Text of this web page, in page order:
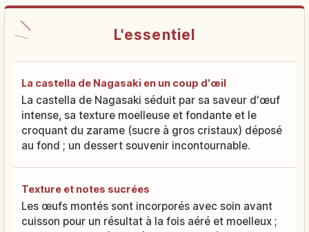
L'essentiel
La castella de Nagasaki en un coup d'œil
La castella de Nagasaki séduit par sa saveur d'œuf
intense, sa texture moelleuse et fondante et le
croquant du zarame (sucre à gros cristaux) déposé
au fond ; un dessert souvenir incontournable.
Texture et notes sucrées
Les œufs montés sont incorporés avec soin avant
cuisson pour un résultat à la fois aéré et moelleux ;